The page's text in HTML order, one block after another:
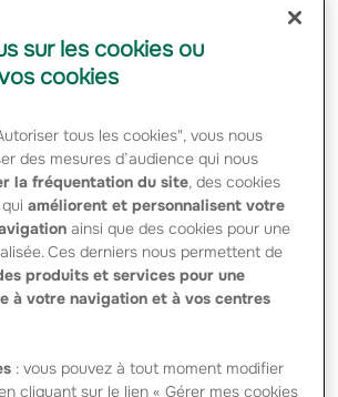
et FDJ renouvellent
auprès de
2024
sur les cookies ou
cookies
tous les cookies", vous nous
des mesures d’audience qui nous
la fréquentation du site, des cookies
quiaméliorent et personnalisent votre
ainsi que des cookies pour une
Ces derniers nous permettent de
produits et services pour une
à votre navigation et à vos centres
: vous pouvez à tout moment modifier
cliquant sur le lien « Gérer mes cookies